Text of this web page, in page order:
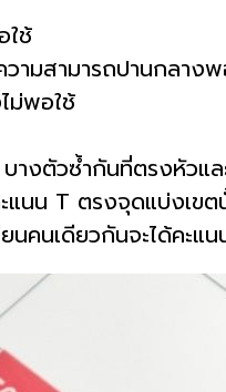
ช้
รถปานกลางพ
อใช้
างตัวซ้ำกันที่ตรงหัว
แนน T ตรงจุดแบ่ง
นคนเดียวกันจะได้คะ